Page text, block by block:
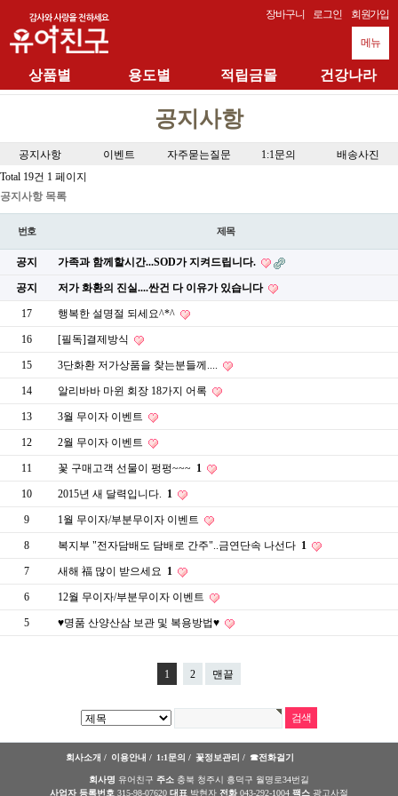
회원가입
로그인
장바구니
메뉴
상품별 용도별 적립금몰 건강나라
공지사항
공지사항 이벤트 자주묻는질문 1:1문의
배송사진
Total 19건 1 페이지
공지사항 목록
번호 제목
공지 가족과 함께할시간...SOD가 지켜드립니다.
공지 저가 화환의 진실....싼건 다 이유가 있습니다
17 행복한 설명절 되세요^*^
16 [필독]결제방식
15 3단화환 저가상품을 찾는분들께....
14 알리바바 마윈 회장 18가지 어록
13 3월 무이자 이벤트
12 2월 무이자 이벤트
11 꽃 구매고객 선물이 펑펑~~~ 1
10 2015년 새 달력입니다. 1
9 1월 무이자/부분무이자 이벤트
8 복지부 "전자담배도 담배로 간주"..금연단속 나선다 1
7 새해 福 많이 받으세요 1
6 12월 무이자/부분무이자 이벤트
5 ♥명품 산양산삼 보관 및 복용방법♥
1 2 맨끝
회사소개 / 이용안내 / 1:1문의 / 꽃정보관리 / ☎전화걸기
회사명 유어친구 주소 충북 청주시 흥덕구 월명로34번길
사업자 등록번호 315-98-07620 대표 박현자 전화 043-292-1004 팩스 광고사절